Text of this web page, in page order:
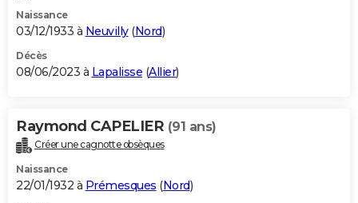
Naissance
03/12/1933 à Neuvilly(Nord)
Décès
08/06/2023 à Lapalisse (Allier)
Raymond CAPELIER (91 ans)
Créer une cagnotte obsèques
Naissance
22/01/1932 à Prémesques (Nord)